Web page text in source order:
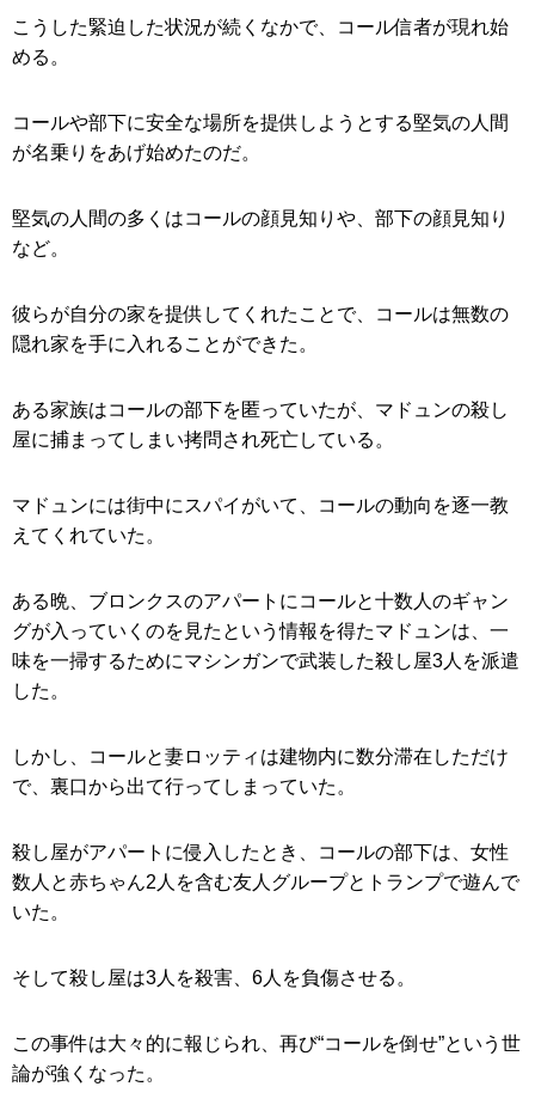
こうした緊迫した状況が続くなかで、コール信者が現れ始
める。
コールや部下に安全な場所を提供しようとする堅気の人間
が名乗りをあげ始めたのだ。
堅気の人間の多くはコールの顔見知りや、部下の顔見知り
など。
彼らが自分の家を提供してくれたことで、コールは無数の
隠れ家を手に入れることができた。
ある家族はコールの部下を匿っていたが、マドュンの殺し
屋に捕まってしまい拷問され死亡している。
マドュンには街中にスパイがいて、コールの動向を逐一教
えてくれていた。
ある晩、ブロンクスのアパートにコールと十数人のギャン
グが入っていくのを見たという情報を得たマドュンは、一
味を一掃するためにマシンガンで武装した殺し屋3人を派遣
した。
しかし、コールと妻ロッティは建物内に数分滞在しただけ
で、裏口から出て行ってしまっていた。
殺し屋がアパートに侵入したとき、コールの部下は、女性
数人と赤ちゃん2人を含む友人グループとトランプで遊んで
いた。
そして殺し屋は3人を殺害、6人を負傷させる。
この事件は大々的に報じられ、再び“コールを倒せ”という世
論が強くなった。